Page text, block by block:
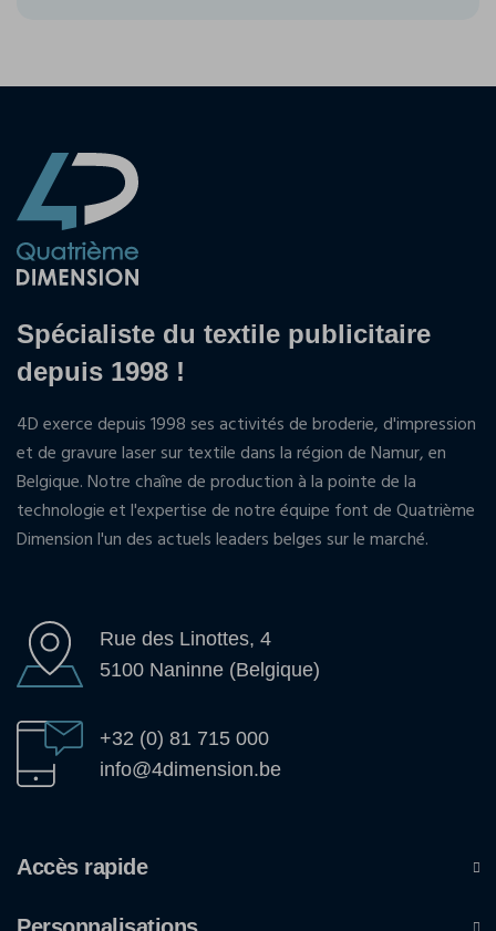
Spécialiste du textile publicitaire
depuis 1998 !
4D exerce depuis 1998 ses activités de broderie, d'impression
et de gravure laser sur textile dans la région de Namur, en
Belgique. Notre chaîne de production à la pointe de la
technologie et l'expertise de notre équipe font de Quatrième
Dimension l'un des actuels leaders belges sur le marché.
Rue des Linottes, 4
5100 Naninne (Belgique)
+32 (0) 81 715 000
info@4dimension.be
Accès rapide